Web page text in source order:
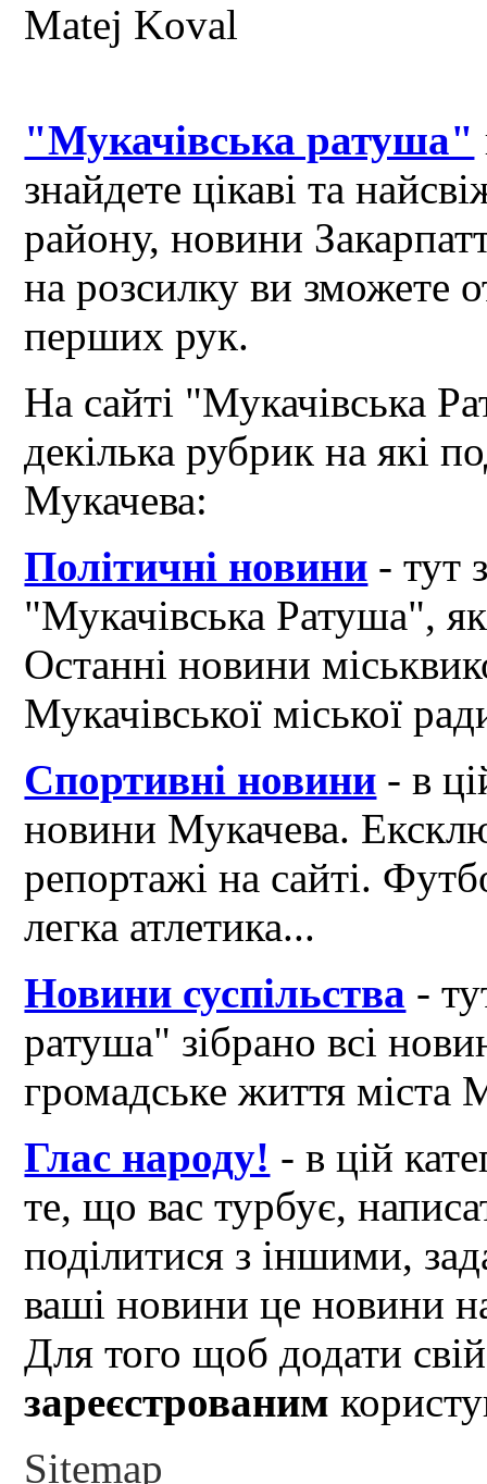
"Мукачівська ратуша"
знайдете цікаві та
району, новини
на розсилку ви зможете
перших рук.
На сайті "Мукачівська
декілька рубрик на які
Мукачева:
Політичні новини - тут
"Мукачівська Ратуша",
Останні новини
Мукачівської міської
Спортивні новини - в
новини Мукачева.
репортажі на сайті.
легка атлетика...
Новини суспільства -
ратуша" зібрано всі
громадське життя міста
Глас народу! - в цій
те, що вас турбує,
поділитися з іншими,
ваші новини це новини
Для того щоб додати
зареєстрованим
Sitemap